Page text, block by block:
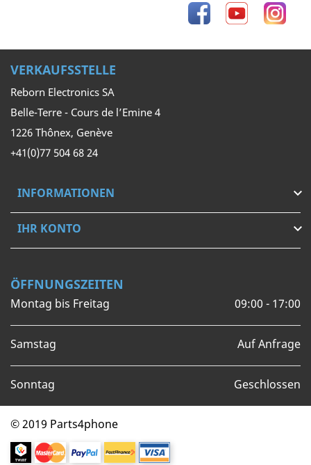
FacebookYouTube
VERKAUFSSTELLE
Reborn Electronics SA
Belle-Terre - Cours de l’Emine 4
1226 Thônex, Genève
+41(0)77 504 68 24
INFORMATIONEN 
IHR KONTO 
ÖFFNUNGSZEITEN
Montag bis Freitag 09:00 - 17:00
Samstag Auf Anfrage
Sonntag Geschlossen
© 2019 Parts4phone